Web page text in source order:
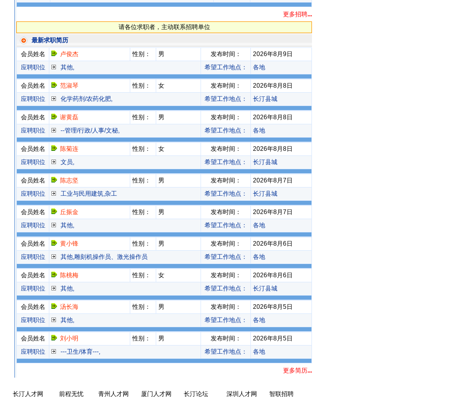
更多招聘...
请各位求职者，主动联系招聘单位
最新求职简历
会员姓名
卢俊杰 性别： 男 发布时间：
2026年8月9日
应聘职位
其他, 希望工作地点： 各地
会员姓名 范淑琴 性别： 女 发布时间：
2026年8月8日
应聘职位
化学药剂/农药化肥, 希望工作地点： 长汀县城
会员姓名 谢黄磊 性别： 男 发布时间：
2026年8月8日
应聘职位
--管理/行政/人事/文秘, 希望工作地点： 各地
会员姓名 陈菊连 性别： 女 发布时间：
2026年8月8日
应聘职位
文员, 希望工作地点： 长汀县城
会员姓名 陈志坚 性别： 男 发布时间：
2026年8月7日
应聘职位
工业与民用建筑,杂工 希望工作地点： 长汀县城
会员姓名 丘振金 性别： 男 发布时间：
2026年8月7日
应聘职位
其他, 希望工作地点： 各地
会员姓名 黄小锋 性别： 男 发布时间：
2026年8月6日
应聘职位
其他,雕刻机操作员、激光操作员 希望工作地点： 各地
会员姓名 陈桃梅 性别： 女 发布时间：
2026年8月6日
应聘职位
其他, 希望工作地点： 长汀县城
会员姓名 汤长海 性别： 男 发布时间：
2026年8月5日
应聘职位
其他, 希望工作地点： 各地
会员姓名 刘小明 性别： 男 发布时间：
2026年8月5日
应聘职位
---卫生/体育---, 希望工作地点： 各地
更多简历...
长汀人才网
前程无忧 青州人才网 厦门人才网 长汀论坛 深圳人才网 智联招聘